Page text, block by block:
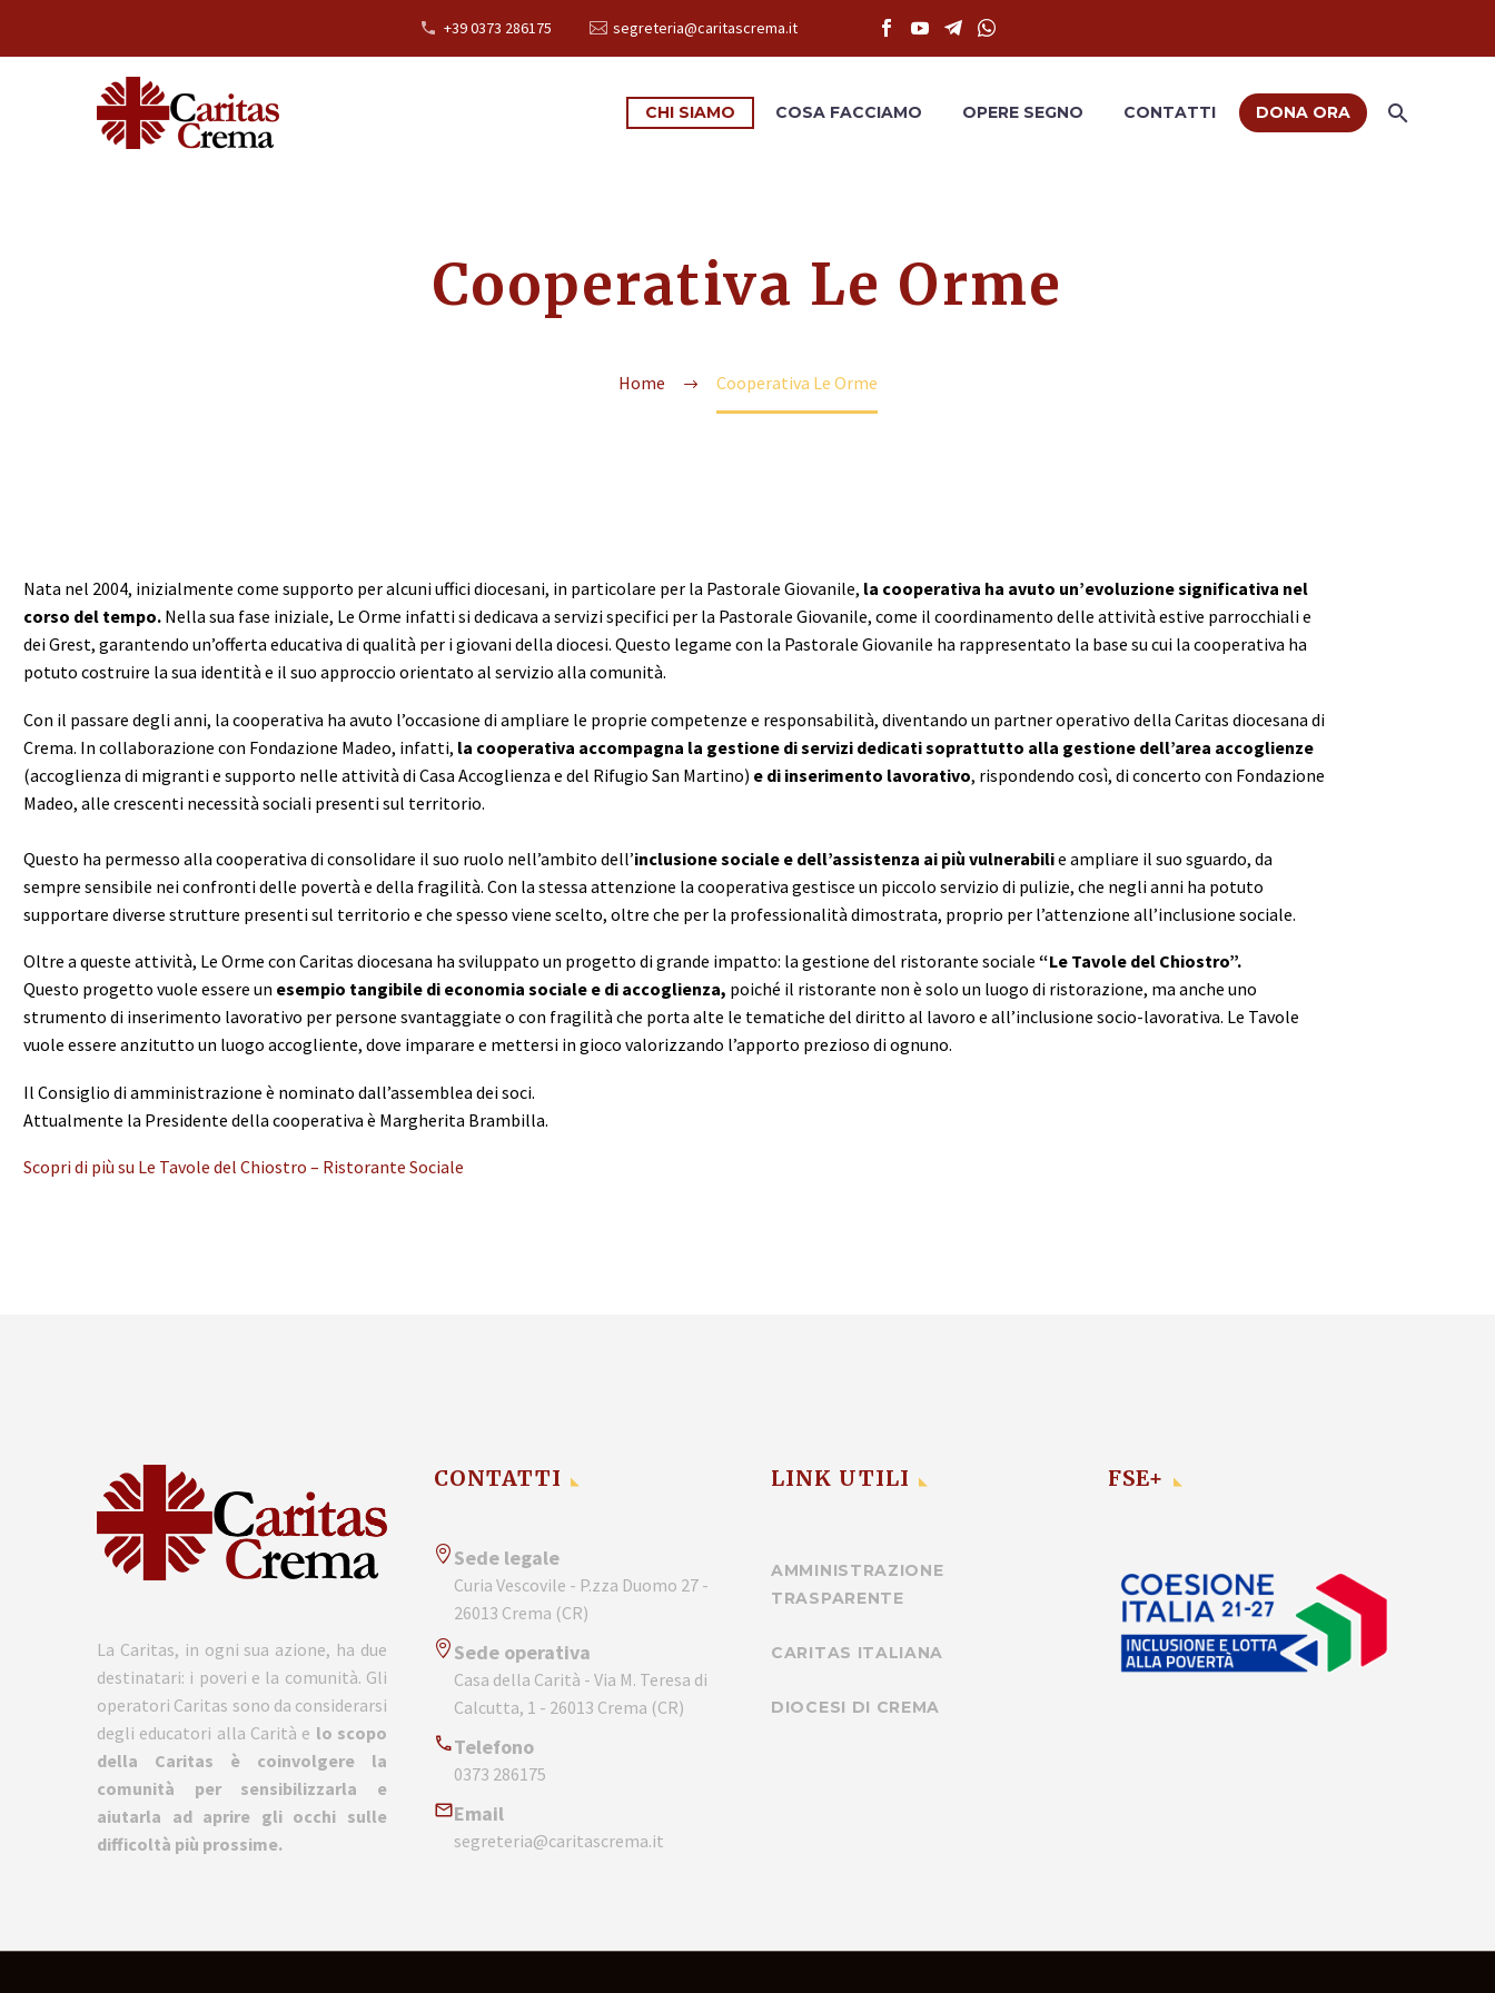
+39 0373 286175 segreteria@caritascrema.it
CHI SIAMO COSA FACCIAMO OPERE SEGNO CONTATTI DONA ORA
Cooperativa Le Orme
Home Cooperativa Le Orme
Nata nel 2004, inizialmente come supporto per alcuni uffici diocesani, in particolare per la Pastorale Giovanile, la cooperativa ha avuto un’evoluzione significativa nel
corso del tempo. Nella sua fase iniziale, Le Orme infatti si dedicava a servizi specifici per la Pastorale Giovanile, come il coordinamento delle attività estive parrocchiali e
dei Grest, garantendo un’offerta educativa di qualità per i giovani della diocesi. Questo legame con la Pastorale Giovanile ha rappresentato la base su cui la cooperativa ha
potuto costruire la sua identità e il suo approccio orientato al servizio alla comunità.
Con il passare degli anni, la cooperativa ha avuto l’occasione di ampliare le proprie competenze e responsabilità, diventando un partner operativo della Caritas diocesana di
Crema. In collaborazione con Fondazione Madeo, infatti, la cooperativa accompagna la gestione di servizi dedicati soprattutto alla gestione dell’area accoglienze
(accoglienza di migranti e supporto nelle attività di Casa Accoglienza e del Rifugio San Martino) e di inserimento lavorativo, rispondendo così, di concerto con Fondazione
Madeo, alle crescenti necessità sociali presenti sul territorio.
Questo ha permesso alla cooperativa di consolidare il suo ruolo nell’ambito dell’inclusione sociale e dell’assistenza ai più vulnerabilie ampliare il suo sguardo, da
sempre sensibile nei confronti delle povertà e della fragilità. Con la stessa attenzione la cooperativa gestisce un piccolo servizio di pulizie, che negli anni ha potuto
supportare diverse strutture presenti sul territorio e che spesso viene scelto, oltre che per la professionalità dimostrata, proprio per l’attenzione all’inclusione sociale.
Oltre a queste attività, Le Orme con Caritas diocesana ha sviluppato un progetto di grande impatto: la gestione del ristorante sociale “Le Tavole del Chiostro”.
Questo progetto vuole essere un esempio tangibile di economia sociale e di accoglienza, poiché il ristorante non è solo un luogo di ristorazione, ma anche uno
strumento di inserimento lavorativo per persone svantaggiate o con fragilità che porta alte le tematiche del diritto al lavoro e all’inclusione socio-lavorativa. Le Tavole
vuole essere anzitutto un luogo accogliente, dove imparare e mettersi in gioco valorizzando l’apporto prezioso di ognuno.
Il Consiglio di amministrazione è nominato dall’assemblea dei soci.
Attualmente la Presidente della cooperativa è Margherita Brambilla.
Scopri di più su Le Tavole del Chiostro – Ristorante Sociale
La Caritas, in ogni sua azione, ha due
destinatari: i poveri e la comunità. Gli
operatori Caritas sono da considerarsi
degli educatori alla Carità e lo scopo
della Caritas è coinvolgere la
comunità per sensibilizzarla e
aiutarla ad aprire gli occhi sulle
difficoltà più prossime.
CONTATTI
Sede legale
Curia Vescovile - P.zza Duomo 27 -
26013 Crema (CR)
Sede operativa
Casa della Carità - Via M. Teresa di
Calcutta, 1 - 26013 Crema (CR)
Telefono
0373 286175
Email
segreteria@caritascrema.it
LINK UTILI
AMMINISTRAZIONE
TRASPARENTE
CARITAS ITALIANA
DIOCESI DI CREMA
FSE+